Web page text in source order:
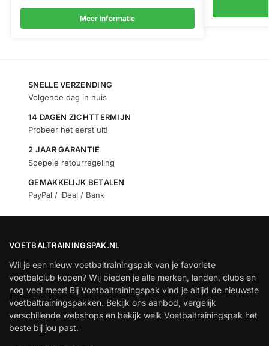
Meer informatie
SNELLE VERZENDING
Volgende dag in huis
14 DAGEN ZICHTTERMIJN
Probeer het eerst uit!
2 JAAR GARANTIE
Soepele retourregeling
GEMAKKELIJK BETALEN
PayPal / iDeal / Bank
VOETBALTRAININGSPAK.NL
Wil je een nieuw voetbaltrainingspak van je favoriete
voetbalclub kopen? Wij bieden je alle merken, landen, clubs en
nog veel meer! Bij Voetbaltrainingspak vind je altijd de nieuwste
voetbaltrainingspakken. Bekijk ons aanbod, vergelijk
verschillende webshops en bekijk welk Voetbaltrainingspak het
beste bij jou past.